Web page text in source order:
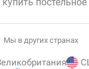
Мы в других странах